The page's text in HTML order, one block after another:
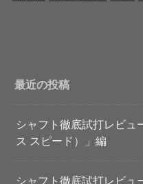
最近の投稿
シャフト徹底試打レビュ
ス スピード）」編
シャフト徹底試打レビュ